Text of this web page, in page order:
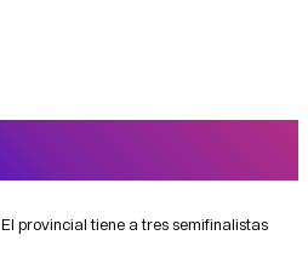
El provincial tiene a tres semifinalistas